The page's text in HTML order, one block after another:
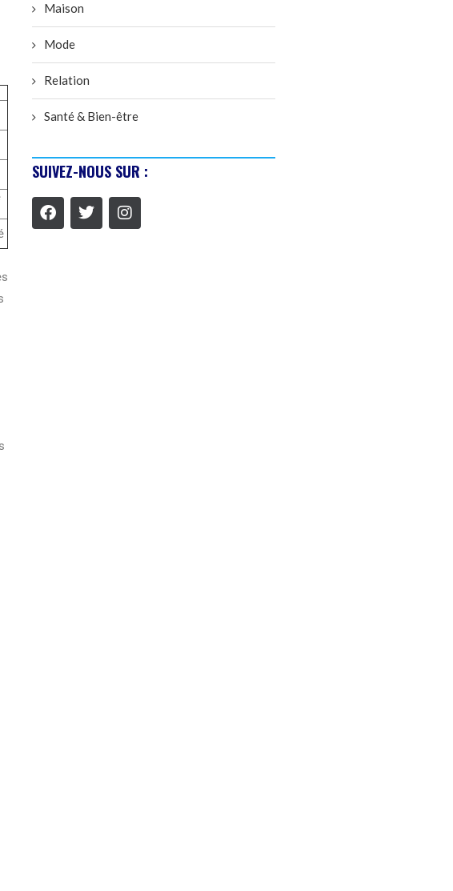
Maison
Mode
Relation
Santé & Bien-être
SUIVEZ-NOUS SUR :